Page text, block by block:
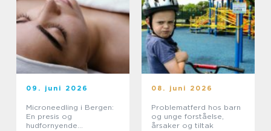
09. juni 2026
Microneedling i Bergen:
En presis og
hudfornyende
08. juni 2026
Problematferd hos barn
og unge forståelse,
årsaker og tiltak